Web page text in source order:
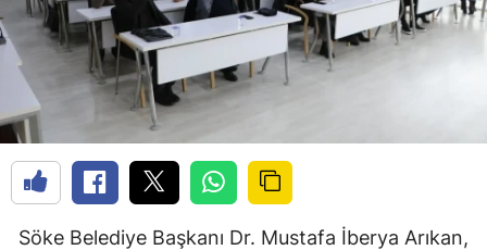
Söke Belediye Başkanı Dr. Mustafa İberya Arıkan,